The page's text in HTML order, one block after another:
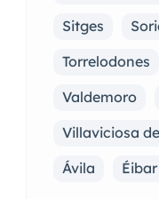
Sitges
Torrelodones
Valdemoro
Villaviciosa
Ávila
Éibar